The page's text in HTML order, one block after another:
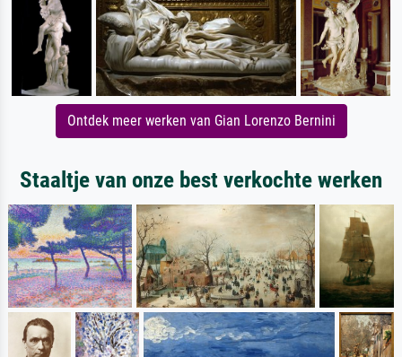
Ontdek meer werken van Gian Lorenzo Bernini
Staaltje van onze best verkochte werken